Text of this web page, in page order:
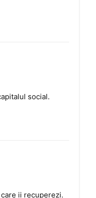
social.
ii recuperezi.